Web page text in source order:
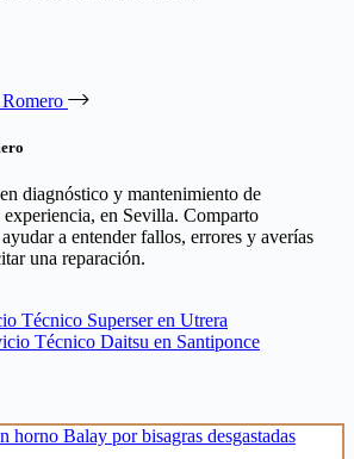
diagnóstico y mantenimiento de
en Sevilla. Comparto
a entender fallos, errores y averías
una reparación.
Técnico Superser en Utrera
Técnico Daitsu en Santiponce